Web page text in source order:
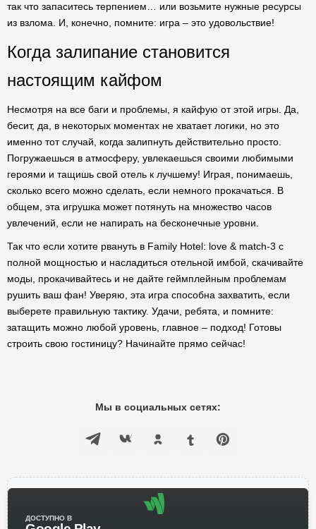
так что запаситесь терпением… или возьмите нужные ресурсы
из взлома. И, конечно, помните: игра – это удовольствие!
Когда залипание становится
настоящим кайфом
Несмотря на все баги и проблемы, я кайфую от этой игры. Да,
бесит, да, в некоторых моментах не хватает логики, но это
именно тот случай, когда залипнуть действительно просто.
Погружаешься в атмосферу, увлекаешься своими любимыми
героями и тащишь свой отель к лучшему! Играя, понимаешь,
сколько всего можно сделать, если немного прокачаться. В
общем, эта игрушка может потянуть на множество часов
увлечений, если не напирать на бесконечные уровни.
Так что если хотите рвануть в Family Hotel: love & match-3 с
полной мощностью и насладиться отельной имбой, скачивайте
моды, прокачивайтесь и не дайте геймплейным проблемам
рушить ваш фан! Уверяю, эта игра способна захватить, если
выберете правильную тактику. Удачи, ребята, и помните:
затащить можно любой уровень, главное – подход! Готовы
строить свою гостиницу? Начинайте прямо сейчас!
Мы в социальных сетях:
ДОСТУПНО В